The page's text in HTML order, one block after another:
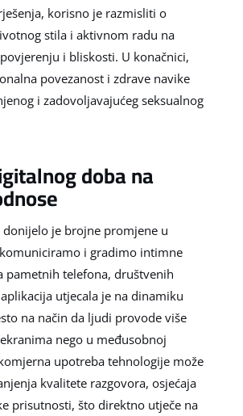
korisno je razmisliti o
stila i aktivnom radu na
i bliskosti. U konačnici,
povezanost i zdrave navike
i zadovoljavajućeg seksualnog
doba na
je brojne promjene u
i gradimo intimne
pametnih telefona, društvenih
utjecala je na dinamiku
na način da ljudi provode više
nego u međusobnoj
upotreba tehnologije može
kvalitete razgovora, osjećaja
prisutnosti, što direktno utječe na